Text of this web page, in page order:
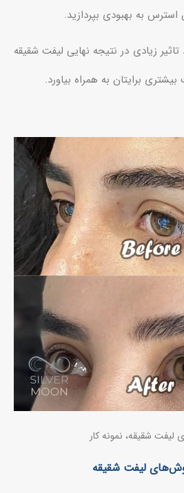
به بهبودی بپردازید.
زیادی در نتیجه نهایی لیفت شقیقه
برایتان به همراه بیاورد.
شقیقه، نمونه کار
لیفت شقیقه